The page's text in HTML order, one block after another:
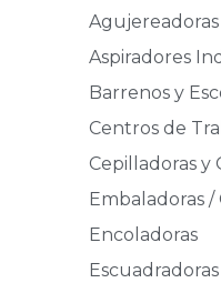
Aspiradores
Barrenos y
Centros de
Cepilladoras y
Embaladoras /
Encoladoras
Escuadradoras